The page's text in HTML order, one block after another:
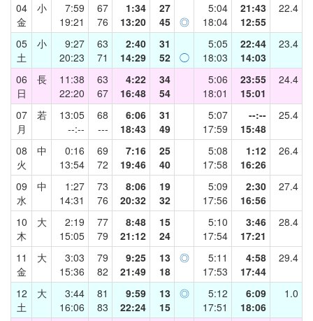
04
金
小
7:59
19:21
67
76
1:34
13:20
27
45
◎
5:04
18:04
21:43
12:55
22.4
05
土
小
9:27
20:23
63
71
2:40
14:29
31
52
◯
5:05
18:03
22:44
14:03
23.4
06
日
長
11:38
22:20
63
67
4:22
16:48
34
54
5:06
18:01
23:55
15:01
24.4
07
月
若
13:05
--:--
68
---
6:06
18:43
31
49
5:07
17:59
--:--
15:48
25.4
08
火
中
0:16
13:54
69
72
7:16
19:46
25
40
5:08
17:58
1:12
16:26
26.4
09
水
中
1:27
14:31
73
76
8:06
20:32
19
32
5:09
17:56
2:30
16:56
27.4
10
木
大
2:19
15:05
77
79
8:48
21:12
15
24
5:10
17:54
3:46
17:21
28.4
11
金
大
3:03
15:36
79
82
9:25
21:49
13
18
◎
5:11
17:53
4:58
17:44
29.4
12
土
大
3:44
16:06
81
83
9:59
22:24
13
15
◎
5:12
17:51
6:09
18:06
1.0